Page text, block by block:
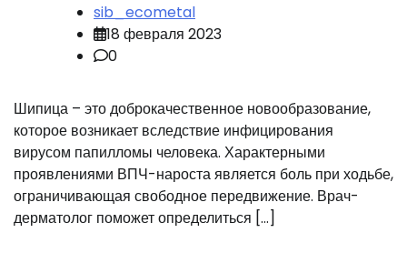
sib_ecometal
18 февраля 2023
0
Шипица – это доброкачественное новообразование,
которое возникает вследствие инфицирования
вирусом папилломы человека. Характерными
проявлениями ВПЧ-нароста является боль при ходьбе,
ограничивающая свободное передвижение. Врач-
дерматолог поможет определиться […]